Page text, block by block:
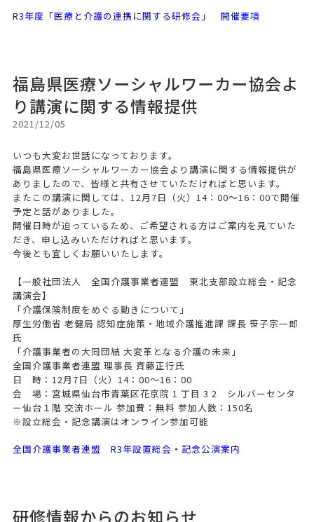
R3年度「医療と介護の連携に関する研修会」 開催要項
福島県医療ソーシャルワーカー協会よ
り講演に関する情報提供
2021/12/05
いつも大変お世話になっております。
福島県医療ソーシャルワーカー協会より講演に関する情報提供が
ありましたので、皆様と共有させていただければと思います。
またこの講演に関しては、12月7日（火）14：00～16：00で開催
予定と話がありました。
開催日時が迫っているため、ご希望される方はご案内を見ていた
だき、申し込みいただければと思います。
今後とも宜しくお願いいたします。
【一般社団法人 全国介護事業者連盟 東北支部設立総会・記念
講演会】
「介護保険制度をめぐる動きについて」
厚生労働省 老健局 認知症施策・地域介護推進課 課長 笹子宗一郎
氏
「介護事業者の大同団結 大変革となる介護の未来」
全国介護事業者連盟 理事長 斉藤正行氏
日 時：12月7日（火）14：00～16：00
会 場：宮城県仙台市青葉区花京院 1 丁目 3 2 シルバーセンタ
ー仙台１階 交流ホール 参加費：無料 参加人数：150名
※設立総会・記念講演はオンライン参加可能
全国介護事業者連盟 R3年設置総会・記念公演案内
研修情報からのお知らせ